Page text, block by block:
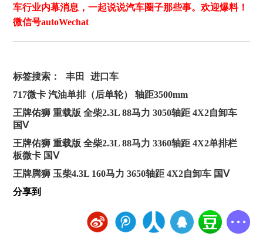
车行业内幕消息，一起说说汽车圈子那些事。欢迎爆料！
微信号autoWechat
标签搜索： 丰田
进口车
717微卡 汽油单排（后单轮） 轴距3500mm
王牌佑狮 重载版 全柴2.3L 88马力 3050轴距 4X2自卸车
国Ⅴ
王牌佑狮 重载版 全柴2.3L 88马力 3360轴距 4X2单排栏
板微卡 国Ⅴ
王牌腾狮 玉柴4.3L 160马力 3650轴距 4X2自卸车 国Ⅴ
分享到